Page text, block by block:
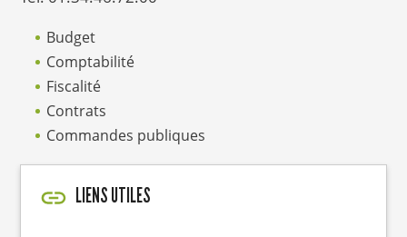
Budget
Comptabilité
Fiscalité
Contrats
Commandes publiques
LIENS UTILES